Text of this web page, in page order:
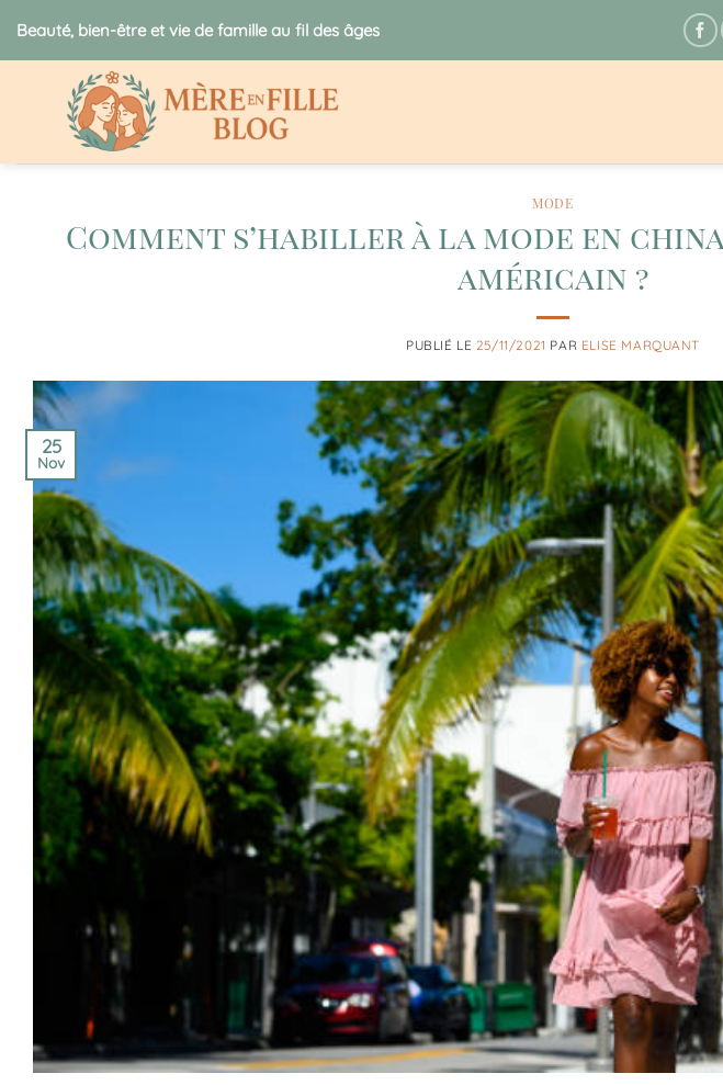
au
Beauté, bien-être et vie de famille au fil des âges
MODE
Comment s’habiller à la mode en
américain ?
PUBLIÉ LE 25/11/2021 PAR ELISE MARQUANT
25
Nov